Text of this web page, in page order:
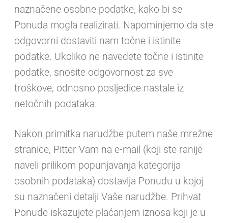
naznačene osobne podatke, kako bi se
Ponuda mogla realizirati. Napominjemo da ste
odgovorni dostaviti nam točne i istinite
podatke. Ukoliko ne navedete točne i istinite
podatke, snosite odgovornost za sve
troškove, odnosno posljedice nastale iz
netočnih podataka.
Nakon primitka narudžbe putem naše mrežne
stranice, Pitter Vam na e-mail (koji ste ranije
naveli prilikom popunjavanja kategorija
osobnih podataka) dostavlja Ponudu u kojoj
su naznačeni detalji Vaše narudžbe. Prihvat
Ponude iskazujete plaćanjem iznosa koji je u